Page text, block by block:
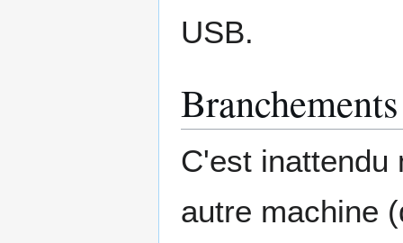
USB.
Branchements
C'est inattendu
autre machine